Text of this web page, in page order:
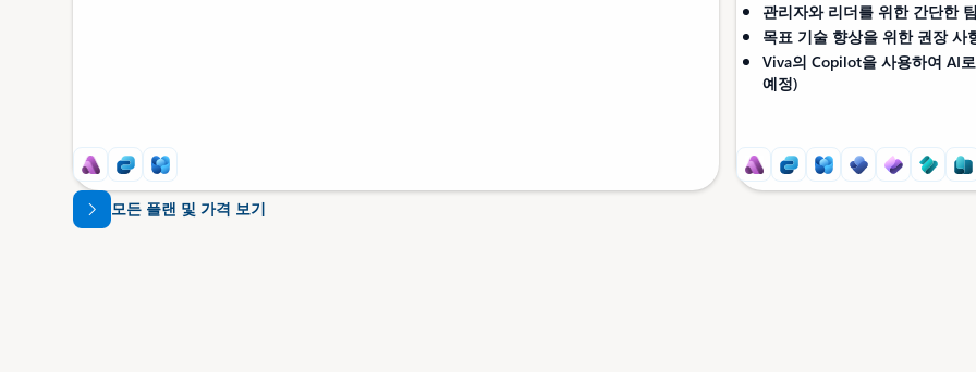
관리자와 리더를 위한 간단한
목표 기술 향상을 위한 권장 사
Viva의 Copilot을 사용하여 AI
예정)
모든 플랜 및 가격 보기